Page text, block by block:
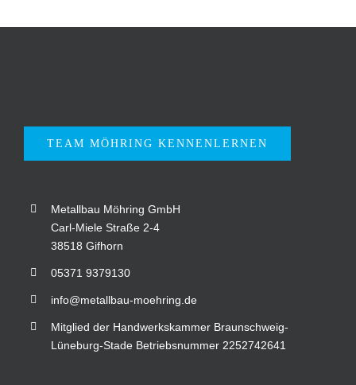
TEAM MÖHRING KENNENLERNEN
Metallbau Möhring GmbH
Carl-Miele Straße 2-4
38518 Gifhorn
05371 9379130
info@metallbau-moehring.de
Mitglied der Handwerkskammer Braunschweig-
Lüneburg-Stade Betriebsnummer 2252742641